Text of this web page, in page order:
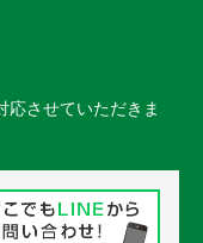
応させていただきま